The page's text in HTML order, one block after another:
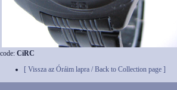
code: CiRC
[ Vissza az Óráim lapra / Back to Collection page ]